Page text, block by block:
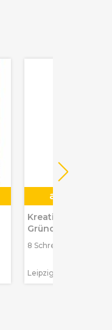
ab
Kreative
Gründerzeithaus
Südvorstadt
8 Schreibtischplätze
Leipzig, Südvorstadt